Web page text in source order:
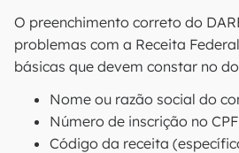
O preenchimento correto do
problemas com a Receita
básicas que devem constar no
Nome ou razão social do
Número de inscrição no
Código da receita